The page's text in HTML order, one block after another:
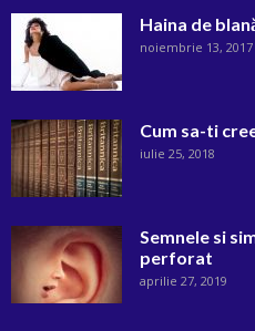
Haina de
noiembrie 13, 2017
Cum sa-ti
iulie 25, 2018
Semnele si
perforat
aprilie 27, 2019